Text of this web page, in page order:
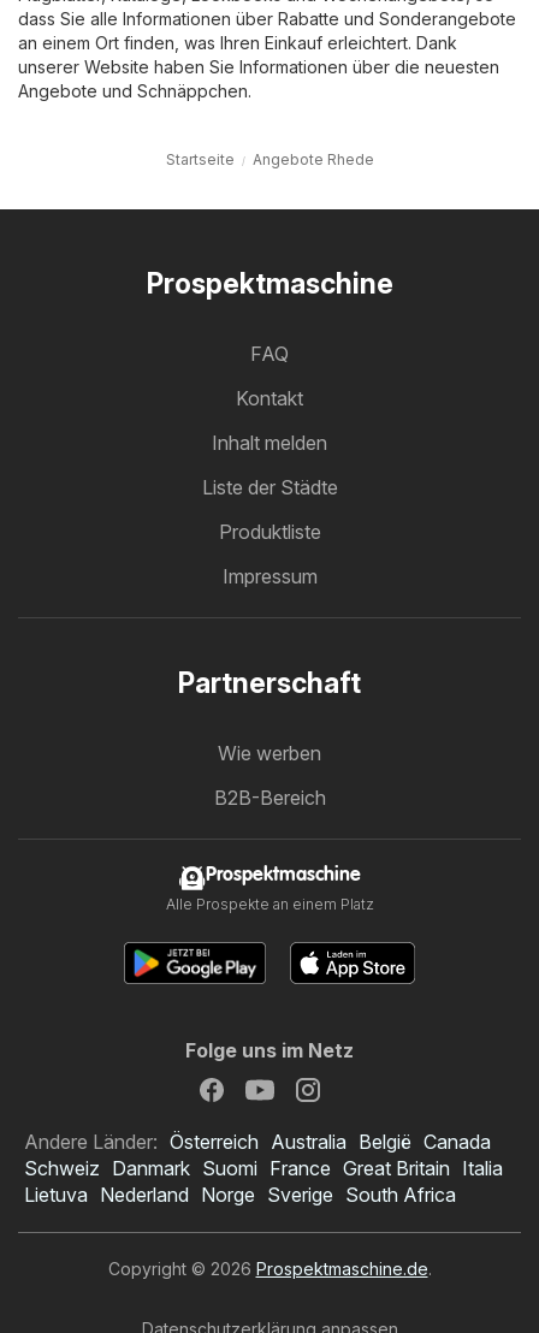
dass Sie alle Informationen über Rabatte und Sonderangebote
an einem Ort finden, was Ihren Einkauf erleichtert. Dank
unserer Website haben Sie Informationen über die neuesten
Angebote und Schnäppchen.
Startseite Angebote Rhede
Prospektmaschine
FAQ
Kontakt
Inhalt melden
Liste der Städte
Produktliste
Impressum
Partnerschaft
Wie werben
B2B-Bereich
Prospektmaschine
Alle Prospekte an einem Platz
Folge uns im Netz
Andere Länder: Österreich Australia België Canada
Schweiz Danmark Suomi France Great Britain Italia
Lietuva Nederland Norge Sverige South Africa
Copyright © 2026 Prospektmaschine.de.